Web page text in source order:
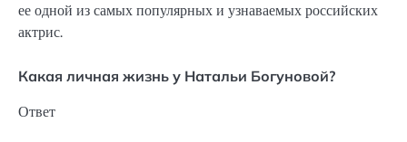
ее одной из самых популярных и узнаваемых российских
актрис.
Какая личная жизнь у Натальи Богуновой?
Ответ